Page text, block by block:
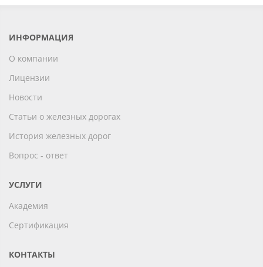
ИНФОРМАЦИЯ
О компании
Лицензии
Новости
Статьи о железных дорогах
История железных дорог
Вопрос - ответ
УСЛУГИ
Академия
Сертификация
КОНТАКТЫ